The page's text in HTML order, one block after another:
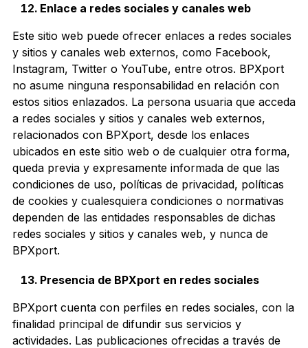
Enlace a redes sociales y canales web
Este sitio web puede ofrecer enlaces a redes sociales
y sitios y canales web externos, como Facebook,
Instagram, Twitter o YouTube, entre otros. BPXport
no asume ninguna responsabilidad en relación con
estos sitios enlazados. La persona usuaria que acceda
a redes sociales y sitios y canales web externos,
relacionados con BPXport, desde los enlaces
ubicados en este sitio web o de cualquier otra forma,
queda previa y expresamente informada de que las
condiciones de uso, políticas de privacidad, políticas
de cookies y cualesquiera condiciones o normativas
dependen de las entidades responsables de dichas
redes sociales y sitios y canales web, y nunca de
BPXport.
Presencia de BPXport en redes sociales
BPXport cuenta con perfiles en redes sociales, con la
finalidad principal de difundir sus servicios y
actividades. Las publicaciones ofrecidas a través de